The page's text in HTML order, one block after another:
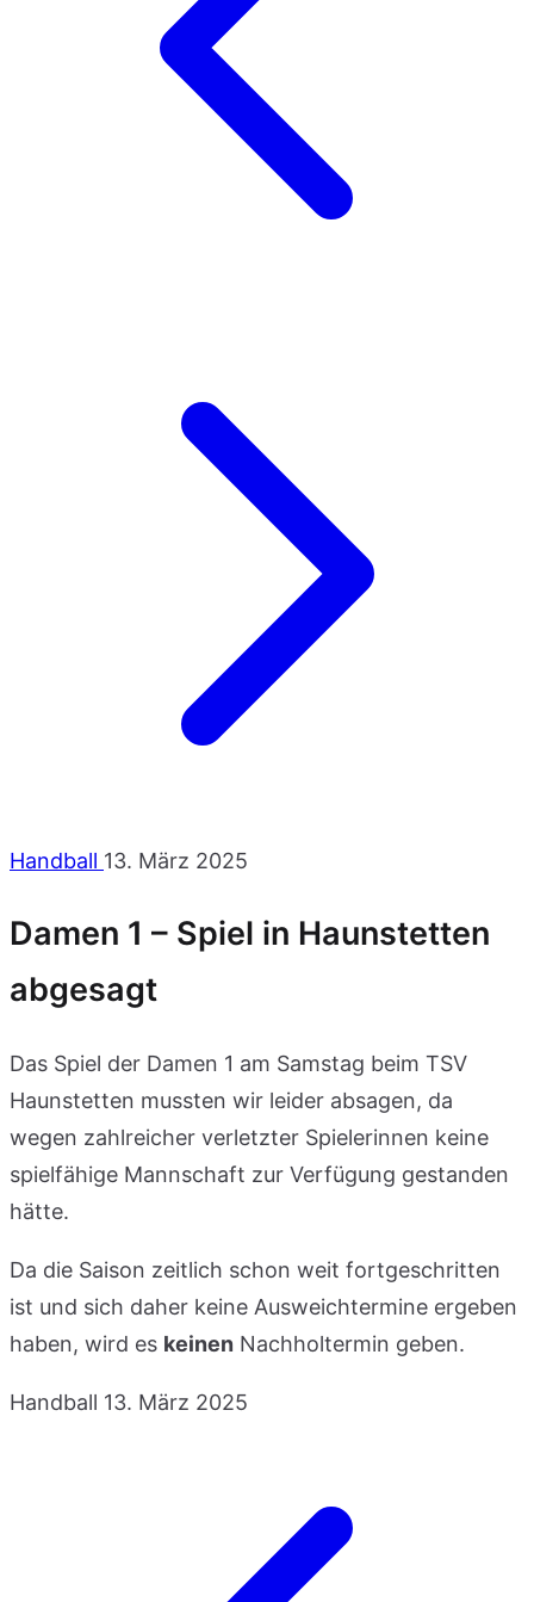
Handball 13. März 2025
Damen 1 – Spiel in Haunstetten
abgesagt
Das Spiel der Damen 1 am Samstag beim TSV
Haunstetten mussten wir leider absagen, da
wegen zahlreicher verletzter Spielerinnen keine
spielfähige Mannschaft zur Verfügung gestanden
hätte.
Da die Saison zeitlich schon weit fortgeschritten
ist und sich daher keine Ausweichtermine ergeben
haben, wird es keinen Nachholtermin geben.
Handball 13. März 2025